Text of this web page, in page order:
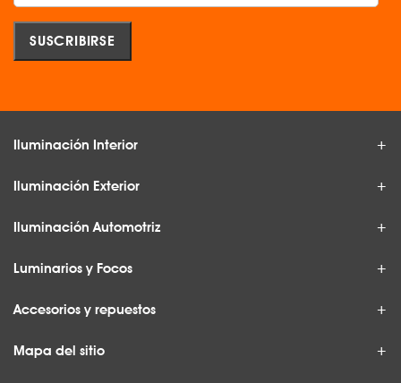
Iluminación Interior
Iluminación Exterior
Iluminación Automotriz
Luminarios y Focos
Accesorios y repuestos
Mapa del sitio